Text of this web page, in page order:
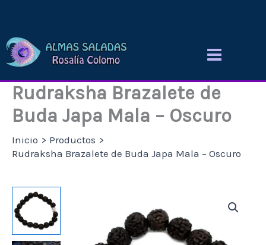
contenido
Rudraksha Brazalete de
Buda Japa Mala – Oscuro
Inicio
Productos
Rudraksha Brazalete de Buda Japa Mala – Oscuro
Rudraksha
Brazalete
de
Buda
Japa